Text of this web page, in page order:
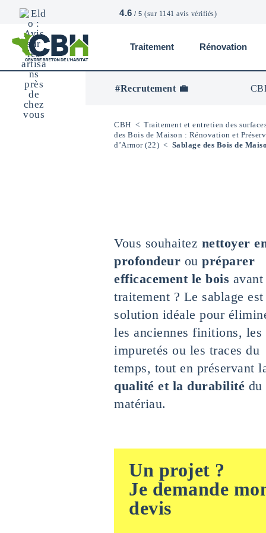
4.6 / 5 (sur 1141 avis vérifiés)
CBH
Centre
Breton
L’Habitat
Traitement Rénovation
#Recrutement 💼
CBH < Traitement et entretien des
des Bois de Maison : Rénovation et
d’Armor (22) < Sablage des Bois de
Vous souhaitez nettoyer
profondeur ou préparer
efficacement le bois avant
traitement ? Le sablage est
solution idéale pour
les anciennes finitions, les
impuretés ou les traces du
temps, tout en préservant
qualité et la durabilité du
matériau.
Un projet ?
Je demande
devis